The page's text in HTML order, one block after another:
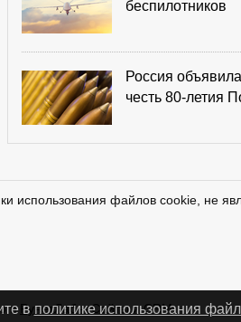
беспилотников
Россия
честь 80-летия
использования файлов cookie, не
вРунетЛаб – Сайты и CRM
вполитике использования